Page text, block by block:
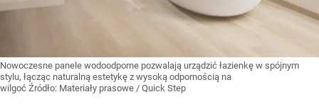
Nowoczesne panele wodoodporne pozwalają urządzić łazienkę w spójnym
stylu, łącząc naturalną estetykę z wysoką odpornością na
wilgoć Źródło: Materiały prasowe / Quick Step